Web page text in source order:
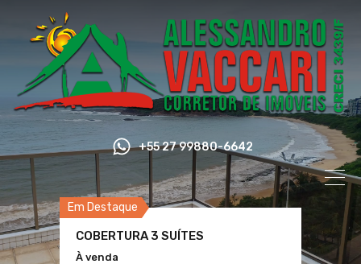
+55 27 99880-6642
Em Destaque
COBERTURA 3 SUÍTES
À venda